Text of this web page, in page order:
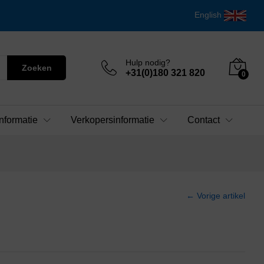
English
Zoeken
Hulp nodig?
+31(0)180 321 820 0
Verkopersinformatie Contact
← Vorige artikel